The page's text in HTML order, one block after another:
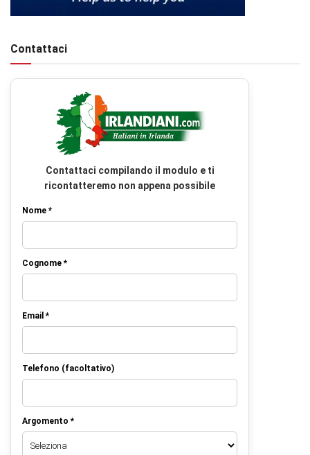
Contattaci
Contattaci compilando il modulo e ti
ricontatteremo non appena possibile
Nome *
Cognome *
Email *
Telefono (facoltativo)
Argomento *